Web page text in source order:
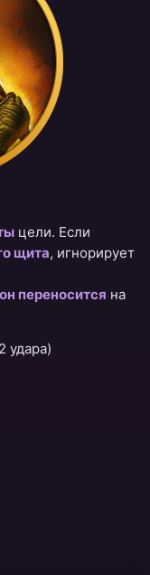
цели. Если
щита, игнорирует
переносится на
удара)